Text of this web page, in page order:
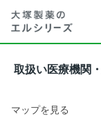
取扱い医療機関
マップを見る